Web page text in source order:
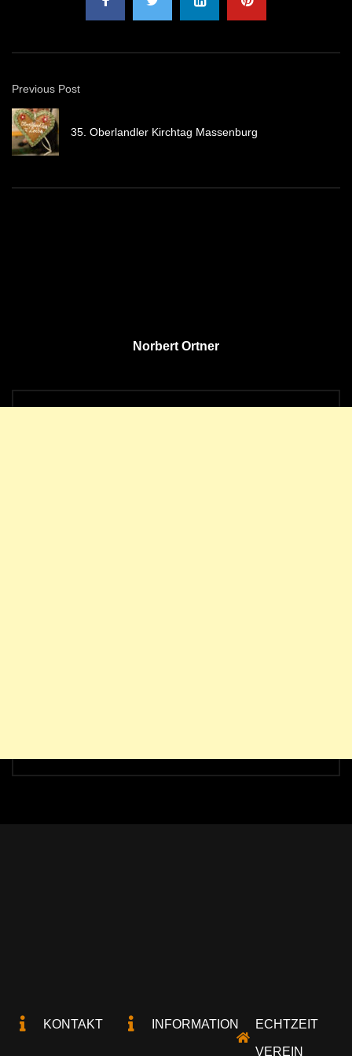
Previous Post
35. Oberlandler Kirchtag Massenburg
Norbert Ortner
KONTAKT INFORMATION ECHTZEIT
VEREIN